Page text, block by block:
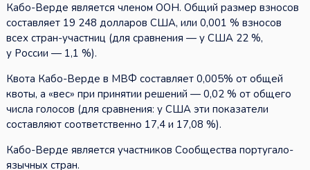
Кабо-Верде является членом ООН. Общий размер взносов
составляет 19 248 долларов США, или 0,001 % взносов
всех стран-участниц (для сравнения — у США 22 %,
у России — 1,1 %).
Квота Кабо-Верде в МВФ составляет 0,005% от общей
квоты, а «вес» при принятии решений — 0,02 % от общего
числа голосов (для сравнения: у США эти показатели
составляют соответственно 17,4 и 17,08 %).
Кабо-Верде является участников Сообщества португало-
язычных стран.